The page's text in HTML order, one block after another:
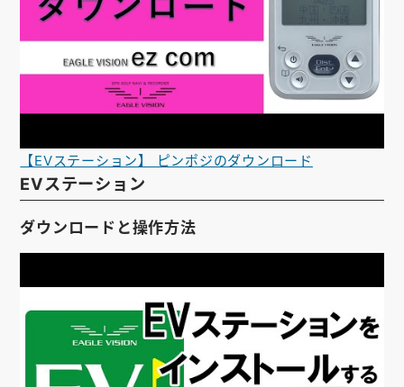
【EVステーション】 ピンポジのダウンロード
EVステーション
ダウンロードと操作方法